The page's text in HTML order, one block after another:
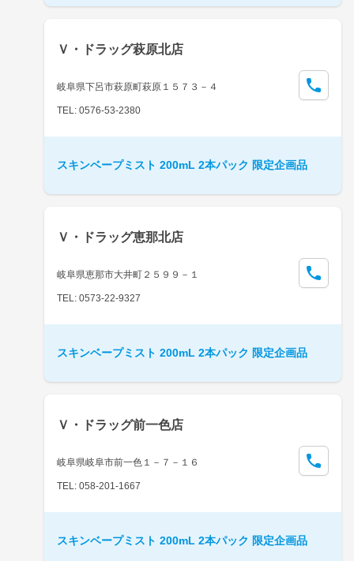
Ｖ・ドラッグ萩原北店
岐阜県下呂市萩原町萩原１５７３－４
TEL: 0576-53-2380
スキンベープミスト 200mL 2本パック 限定企画品
Ｖ・ドラッグ恵那北店
岐阜県恵那市大井町２５９９－１
TEL: 0573-22-9327
スキンベープミスト 200mL 2本パック 限定企画品
Ｖ・ドラッグ前一色店
岐阜県岐阜市前一色１－７－１６
TEL: 058-201-1667
スキンベープミスト 200mL 2本パック 限定企画品